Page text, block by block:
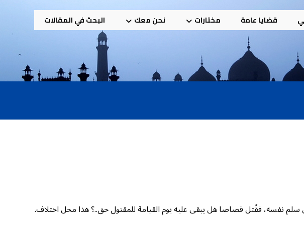
قضايا عامة مختارات نحن معك البحث في المقالات
سلم نفسه، فقُتل قصاصا هل يبقى عليه يوم القيامة للمقتول حق..؟ هذا محل اختلاف.